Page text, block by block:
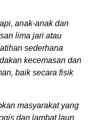
anak-anak dan
lima jari atau
sederhana
kecemasan dan
baik secara fisik
masyarakat yang
dan lambat laun